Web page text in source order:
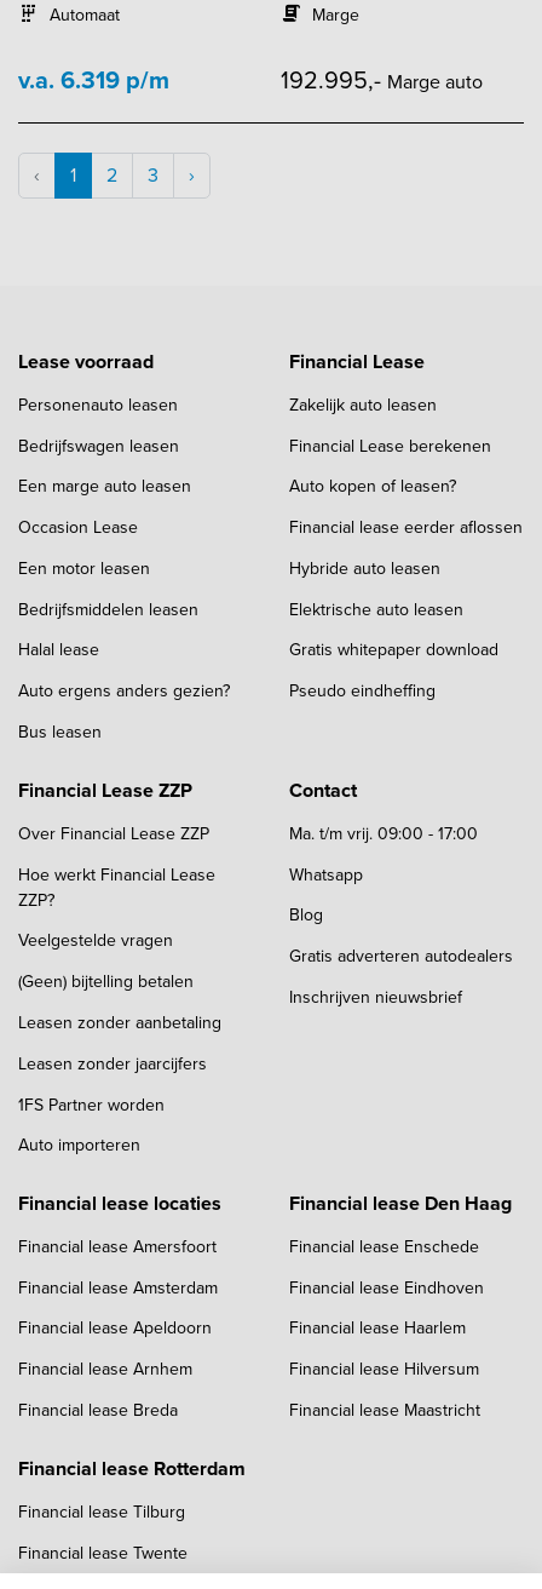
Automaat
Marge
v.a. 6.319 p/m 192.995,- Marge auto
‹ 1 2 3 ›
Lease voorraad
Personenauto leasen
Bedrijfswagen leasen
Een marge auto leasen
Occasion Lease
Een motor leasen
Bedrijfsmiddelen leasen
Halal lease
Auto ergens anders gezien?
Bus leasen
Financial Lease
Zakelijk auto leasen
Financial Lease berekenen
Auto kopen of leasen?
Financial lease eerder aflossen
Hybride auto leasen
Elektrische auto leasen
Gratis whitepaper download
Pseudo eindheffing
Financial Lease ZZP
Over Financial Lease ZZP
Hoe werkt Financial Lease
ZZP?
Veelgestelde vragen
(Geen) bijtelling betalen
Leasen zonder aanbetaling
Leasen zonder jaarcijfers
1FS Partner worden
Auto importeren
Contact
Ma. t/m vrij. 09:00 - 17:00
Whatsapp
Blog
Gratis adverteren autodealers
Inschrijven nieuwsbrief
Financial lease locaties
Financial lease Amersfoort
Financial lease Amsterdam
Financial lease Apeldoorn
Financial lease Arnhem
Financial lease Breda
Financial lease Den Haag
Financial lease Enschede
Financial lease Eindhoven
Financial lease Haarlem
Financial lease Hilversum
Financial lease Maastricht
Financial lease Rotterdam
Financial lease Tilburg
Financial lease Twente